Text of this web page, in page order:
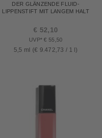
DER GLÄNZENDE FLUID-
LIPPENSTIFT MIT LANGEM HALT
UVP* € 55,50
€ 52,10
5,5 ml (€ 9.472,73 / 1 l)